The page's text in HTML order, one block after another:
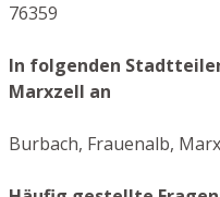
76359
In folgenden
Marxzell an
Burbach, Frauenalb,